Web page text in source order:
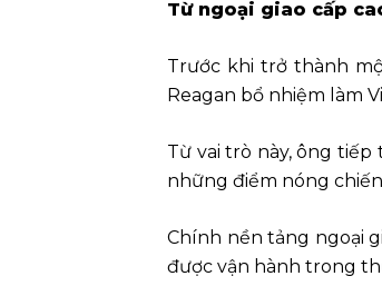
Từ ngoại giao cấp
Trước khi trở thành
Reagan bổ nhiệm làm
Từ vai trò này, ông tiếp
những điểm nóng
Chính nền tảng ngoại
được vận hành trong